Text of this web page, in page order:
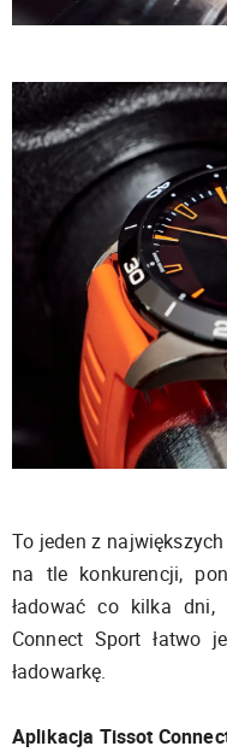
To jeden z
na tle konkurencji,
ładować co kilka dni,
Connect Sport łatwo
ładowarkę.
Aplikacja Tissot